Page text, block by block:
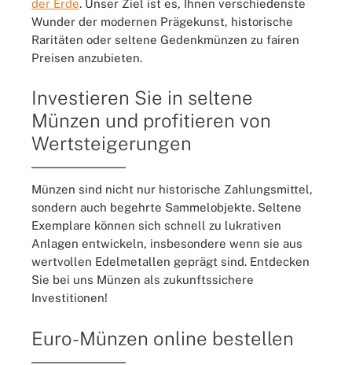
der Erde. Unser Ziel ist es, Ihnen verschiedenste
Wunder der modernen Prägekunst, historische
Raritäten oder seltene Gedenkmünzen zu fairen
Preisen anzubieten.
Investieren Sie in seltene
Münzen und profitieren von
Wertsteigerungen
Münzen sind nicht nur historische Zahlungsmittel,
sondern auch begehrte Sammelobjekte. Seltene
Exemplare können sich schnell zu lukrativen
Anlagen entwickeln, insbesondere wenn sie aus
wertvollen Edelmetallen geprägt sind. Entdecken
Sie bei uns Münzen als zukunftssichere
Investitionen!
Euro-Münzen online bestellen